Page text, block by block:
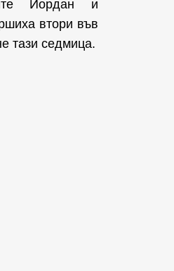
Йордан и
втори във
тази седмица.